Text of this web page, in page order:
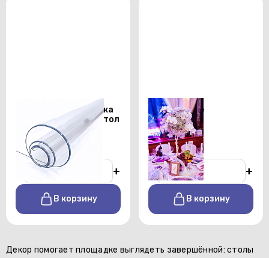
Прозрачная накладка
на прямоугольный стол
От 500 р./сутки
+
В корзину
Оформление
праздников
- +
В корзину
Декор помогает площадке выглядеть завершённой: столы